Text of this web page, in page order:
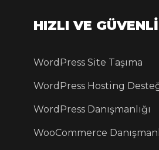
HIZLI VE
WordPress Site Taşıma
WordPress Hosting
WordPress Danışmanlığı
WooCommerce